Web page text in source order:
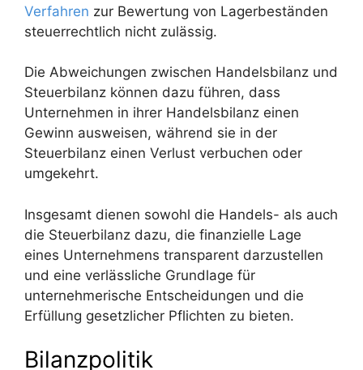
Verfahren zur Bewertung von Lagerbeständen
steuerrechtlich nicht zulässig.
Die Abweichungen zwischen Handelsbilanz und
Steuerbilanz können dazu führen, dass
Unternehmen in ihrer Handelsbilanz einen
Gewinn ausweisen, während sie in der
Steuerbilanz einen Verlust verbuchen oder
umgekehrt.
Insgesamt dienen sowohl die Handels- als auch
die Steuerbilanz dazu, die finanzielle Lage
eines Unternehmens transparent darzustellen
und eine verlässliche Grundlage für
unternehmerische Entscheidungen und die
Erfüllung gesetzlicher Pflichten zu bieten.
Bilanzpolitik